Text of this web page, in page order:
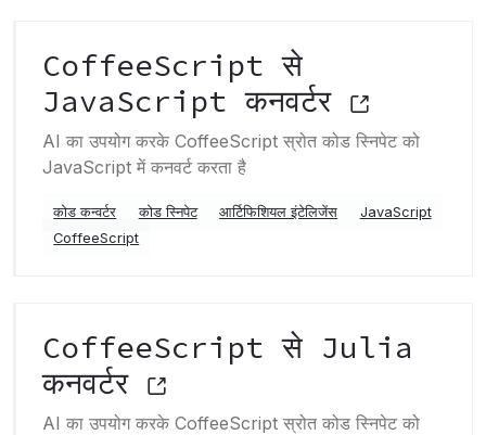
CoffeeScript से
JavaScript कनवर्टर
AI का उपयोग करके CoffeeScript स्रोत कोड स्निपेट को
JavaScript में कनवर्ट करता है
कोड कन्वर्टर कोड स्निपेट आर्टिफिशियल इंटेलिजेंस
JavaScript
CoffeeScript
CoffeeScript से Julia
कनवर्टर
AI का उपयोग करके CoffeeScript स्रोत कोड स्निपेट को